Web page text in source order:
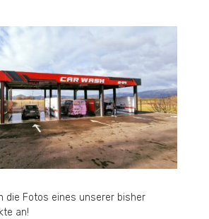
die Fotos eines unserer bisher
an!